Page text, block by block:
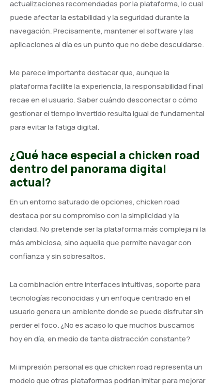
actualizaciones recomendadas por la plataforma, lo cual
puede afectar la estabilidad y la seguridad durante la
navegación. Precisamente, mantener el software y las
aplicaciones al día es un punto que no debe descuidarse.
Me parece importante destacar que, aunque la
plataforma facilite la experiencia, la responsabilidad final
recae en el usuario. Saber cuándo desconectar o cómo
gestionar el tiempo invertido resulta igual de fundamental
para evitar la fatiga digital.
¿Qué hace especial a chicken road
dentro del panorama digital
actual?
En un entorno saturado de opciones, chicken road
destaca por su compromiso con la simplicidad y la
claridad. No pretende ser la plataforma más compleja ni la
más ambiciosa, sino aquella que permite navegar con
confianza y sin sobresaltos.
La combinación entre interfaces intuitivas, soporte para
tecnologías reconocidas y un enfoque centrado en el
usuario genera un ambiente donde se puede disfrutar sin
perder el foco. ¿No es acaso lo que muchos buscamos
hoy en día, en medio de tanta distracción constante?
Mi impresión personal es que chicken road representa un
modelo que otras plataformas podrían imitar para mejorar